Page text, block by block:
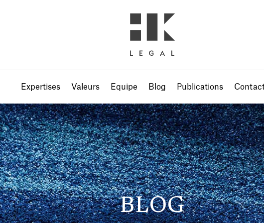
Expertises Valeurs Equipe Blog Publications
BLOG